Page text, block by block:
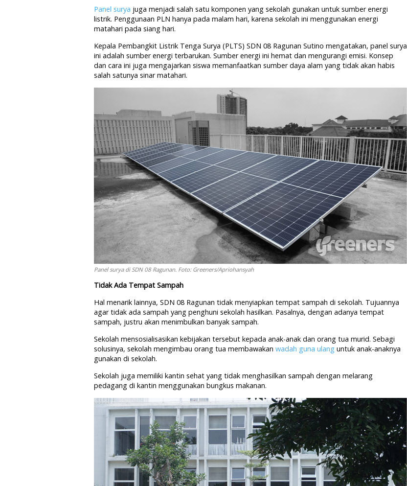
Panel surya juga menjadi salah satu komponen yang sekolah gunakan untuk sumber energi
listrik. Penggunaan PLN hanya pada malam hari, karena sekolah ini menggunakan energi
matahari pada siang hari.
Kepala Pembangkit Listrik Tenga Surya (PLTS) SDN 08 Ragunan Sutino mengatakan, panel surya
ini adalah sumber energi terbarukan. Sumber energi ini hemat dan mengurangi emisi. Konsep
dan cara ini juga mengajarkan siswa memanfaatkan sumber daya alam yang tidak akan habis
salah satunya sinar matahari.
Panel surya di SDN 08 Ragunan. Foto: Greeners/Apriohansyah
Tidak Ada Tempat Sampah
Hal menarik lainnya, SDN 08 Ragunan tidak menyiapkan tempat sampah di sekolah. Tujuannya
agar tidak ada sampah yang penghuni sekolah hasilkan. Pasalnya, dengan adanya tempat
sampah, justru akan menimbulkan banyak sampah.
Sekolah mensosialisasikan kebijakan tersebut kepada anak-anak dan orang tua murid. Sebagi
solusinya, sekolah mengimbau orang tua membawakan wadah guna ulang untuk anak-anaknya
gunakan di sekolah.
Sekolah juga memiliki kantin sehat yang tidak menghasilkan sampah dengan melarang
pedagang di kantin menggunakan bungkus makanan.